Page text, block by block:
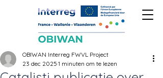
OBIWAN Interreg FWVL Project
23 dec 2025 1 minuten om te lezen